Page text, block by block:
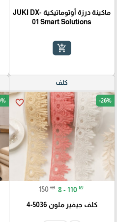
ماكينة درزة أوتوماتيكية JUKI DX-
01 Smart Solutions
add_shopping_cart
كلف
favorite_border -26%
150 ₪ 8 - 110 ₪
كلف جيفير ملون 5036-4